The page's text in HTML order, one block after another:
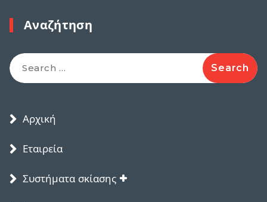
Αναζήτηση
Search
for:
Αρχική
Εταιρεία
Συστήματα σκίασης